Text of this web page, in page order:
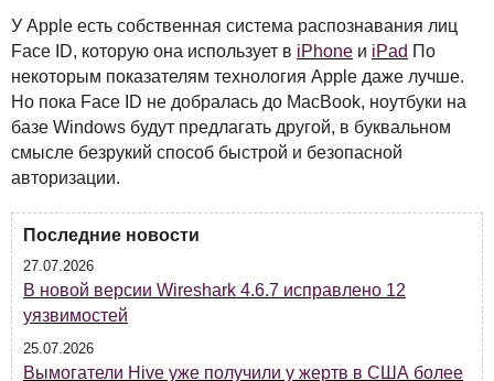
У Apple есть собственная система распознавания лиц
Face ID, которую она использует в iPhone и iPad По
некоторым показателям технология Apple даже лучше.
Но пока Face ID не добралась до MacBook, ноутбуки на
базе Windows будут предлагать другой, в буквальном
смысле безрукий способ быстрой и безопасной
авторизации.
Последние новости
27.07.2026
В новой версии Wireshark 4.6.7 исправлено 12
уязвимостей
25.07.2026
Вымогатели Hive уже получили у жертв в США более